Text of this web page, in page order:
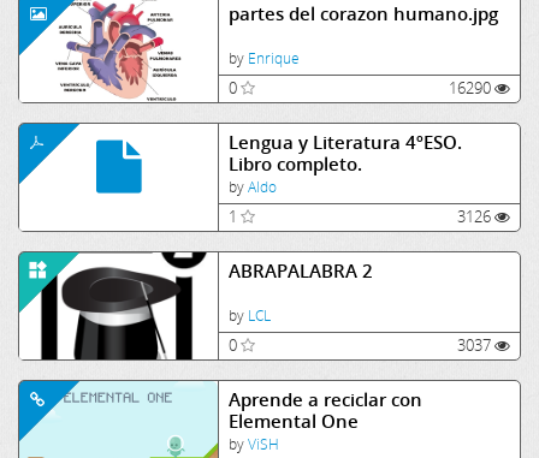
partes del corazon humano.jpg
by Enrique
0 16290
Lengua y Literatura 4ºESO.
Libro completo.
byAldo
1 3126
ABRAPALABRA 2
by LCL
0 3037
Aprende a reciclar con
Elemental One
byViSH